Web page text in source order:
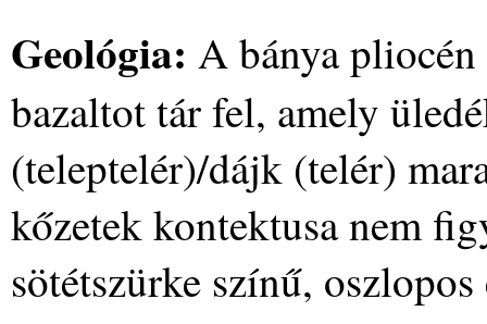
Geológia: A bánya
bazaltot tár fel, amely
(teleptelér)/dájk (telér)
kőzetek kontektusa nem
sötétszürke színű,